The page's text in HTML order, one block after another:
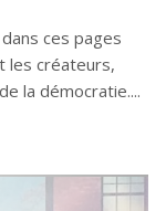
ces pages
les créateurs,
la démocratie.